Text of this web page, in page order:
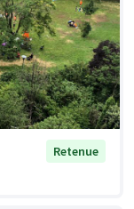
Retenue